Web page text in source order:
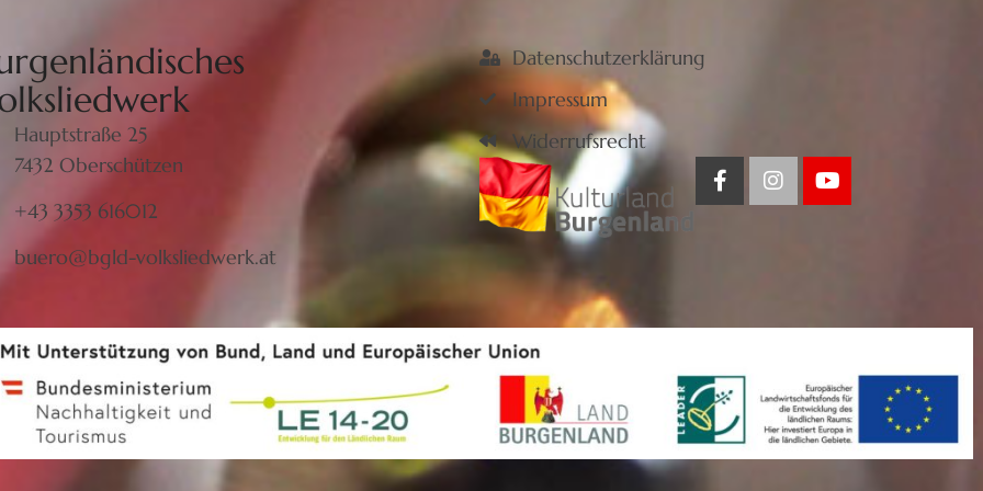
Hauptstraße 25
7432 Oberschützen
+43 3353 616012
buero@bgld-volksliedwerk.at
Datenschutzerklärung
Impressum
Widerrufsrecht